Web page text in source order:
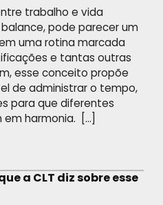
trabalho e vida
pode parecer um
uma rotina marcada
e tantas outras
esse conceito propõe
de administrar o tempo,
para que diferentes
harmonia. […]
a CLT diz sobre esse